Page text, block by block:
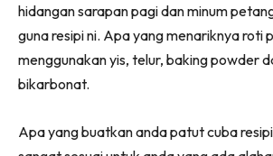
hidangan sarapan pagi dan minum
guna resipi ni. Apa yang menariknya roti
menggunakan yis, telur, baking powder
bikarbonat.
Apa yang buatkan anda patut cuba